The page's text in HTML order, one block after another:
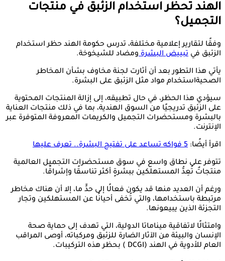
الهند تحظر استخدام الزئبق في منتجات
التجميل؟
وفقًا لتقارير إعلامية مختلفة، تدرس حكومة الهند حظر استخدام
الزئبق في تبييض البشرةومضاد للشيخوخة.
يأتي هذا التطور بعد أن أثارت لجنة مخاوف بشأن المخاطر
الصحيةاستخدام مواد مثل الزئبق على البشرة.
سيؤدي هذا الحظر، في حال تطبيقه، إلى إزالة المنتجات المحتوية
على الزئبق تدريجيًا من السوق الهندية، بما في ذلك منتجات العناية
بالبشرة ومستحضرات التجميل والكريمات المعروفة المتوفرة عبر
الإنترنت.
اقرأ أيضًا: 5 فواكه تساعد على تفتيح البشرة.. تعرف عليها
تتوفر على نطاق واسع في سوق مستحضرات التجميل العالمية
منتجاتٌ تُعِدُّ المستهلكين ببشرةٍ أكثر تناسقًا وإشراقًا.
ورغم أن العديد منها قد يكون فعالًا إلى حدٍّ ما، إلا أن هناك مخاطر
مرتبطة باستخدامها، والتي تُخفى أحيانًا عن المستهلكين وتجار
التجزئة الذين يبيعونها.
وامتثالًا لاتفاقية ميناماتا الدولية، التي تهدف إلى حماية صحة
الإنسان والبيئة من الآثار الضارة للزئبق ومركباته، أوصى المراقب
العام للأدوية في الهند (DCGI ) بحظر هذه التركيبات.